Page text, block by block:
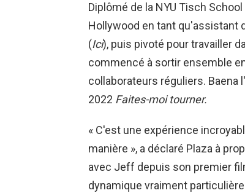
Diplômé de la NYU Tisch
Hollywood en tant qu'assistant
(Ici), puis pivoté pour travailler
commencé à sortir ensemble
collaborateurs réguliers. Baena
2022 Faites-moi tourner.
« C'est une expérience
manière », a déclaré Plaza à
avec Jeff depuis son premier
dynamique vraiment